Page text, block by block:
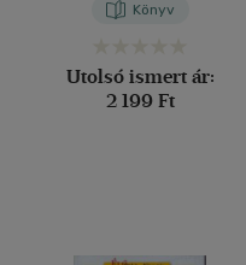
Könyv
Utolsó ismert ár:
2 199 Ft